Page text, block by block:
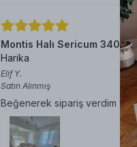
Montis Halı Sericum 34032
Harika
Elif Y.
Satın Alınmış
Beğenerek sipariş verdim ve